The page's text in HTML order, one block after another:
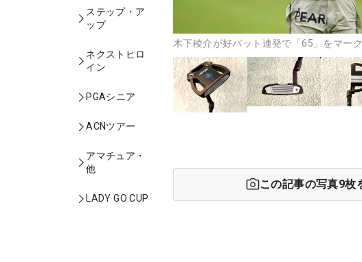
ステップ・ア
ップ
ネクストヒロ
イン
PGAシニア
ACNツアー
アマチュア・
他
LADY GO CUP
木下稜介が好パット連発で「65」をマー
この記事の写真9枚